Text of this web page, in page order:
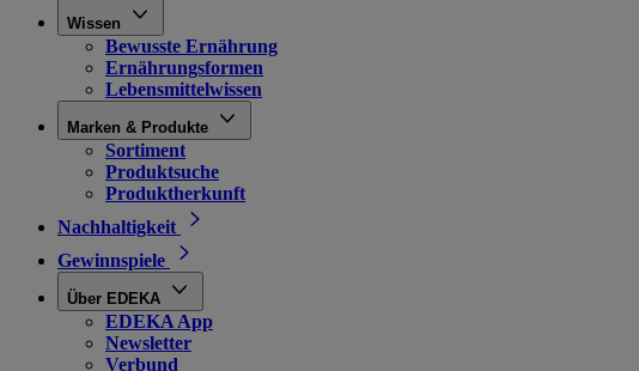
Wissen
Bewusste Ernährung
Ernährungsformen
Lebensmittelwissen
Marken & Produkte
Sortiment
Produktsuche
Produktherkunft
Nachhaltigkeit
Gewinnspiele
Über EDEKA
EDEKA App
Newsletter
Verbund